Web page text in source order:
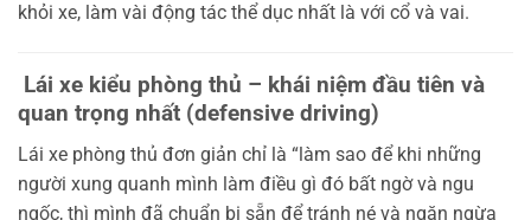
khỏi xe, làm vài động tác thể dục nhất là với cổ và vai.
Lái xe kiểu phòng thủ – khái niệm đầu tiên và
quan trọng nhất (defensive driving)
Lái xe phòng thủ đơn giản chỉ là “làm sao để khi những
người xung quanh mình làm điều gì đó bất ngờ và ngu
ngốc, thì mình đã chuẩn bị sẵn để tránh né và ngăn ngừa